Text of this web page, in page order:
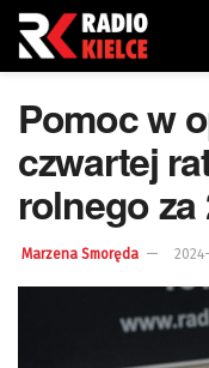
Pomoc w
czwartej
rolnego za
Marzena Smoręda